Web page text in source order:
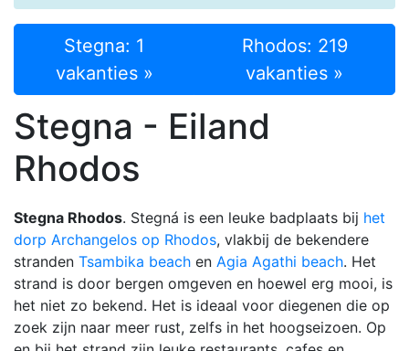
Stegna: 1
vakanties »
Rhodos: 219
vakanties »
Stegna - Eiland
Rhodos
Stegna Rhodos. Stegná is een leuke badplaats bij het
dorp Archangelos op Rhodos, vlakbij de bekendere
stranden Tsambika beach en Agia Agathi beach. Het
strand is door bergen omgeven en hoewel erg mooi, is
het niet zo bekend. Het is ideaal voor diegenen die op
zoek zijn naar meer rust, zelfs in het hoogseizoen. Op